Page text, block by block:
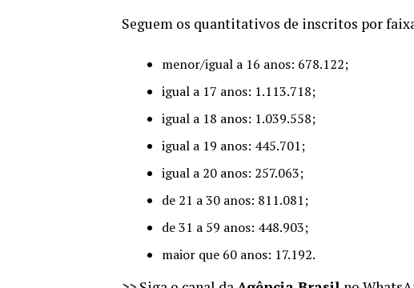
Seguem os quantitativos de inscritos por
menor/igual a 16 anos: 678.122;
igual a 17 anos: 1.113.718;
igual a 18 anos: 1.039.558;
igual a 19 anos: 445.701;
igual a 20 anos: 257.063;
de 21 a 30 anos: 811.081;
de 31 a 59 anos: 448.903;
maior que 60 anos: 17.192.